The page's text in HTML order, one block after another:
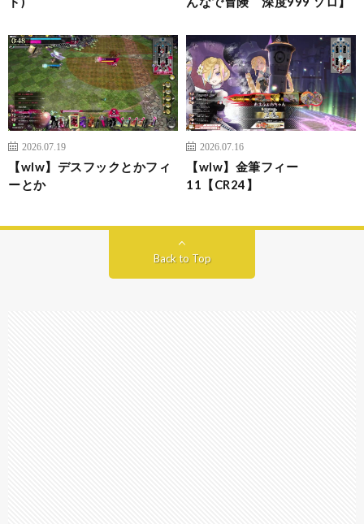
2026.07.19
【wlw】デスフックとかフィ
ーとか
2026.07.16
【wlw】金筆フィー
11【CR24】
Back to Top